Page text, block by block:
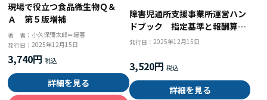
現場で役立つ食品微生物Ｑ＆
Ａ 第５版増補
著 者： 小久保彌太郎＝編著
発行日：2025年12月15日
3,740円
詳細を見る
障害児通所支援事業所運営ハン
ドブック 指定基準と報酬算定
基準
発行日： 2025年12月15日
3,520円
詳細を見る